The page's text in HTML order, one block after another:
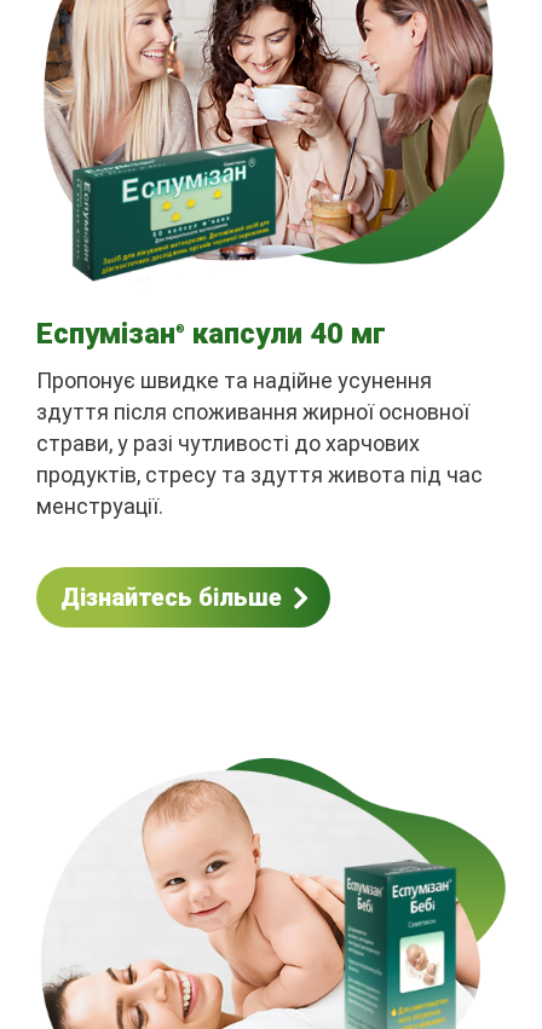
Еспумізан® капсули 40 мг
Пропонує швидке та надійне усунення
здуття після споживання жирної основної
страви, у разі чутливості до харчових
продуктів, стресу та здуття живота під час
менструації.
Дізнайтесь більше